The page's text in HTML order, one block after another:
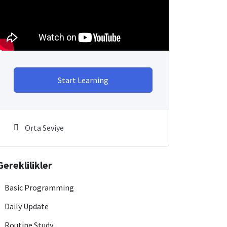
Start Learning
Orta Seviye
Basic Programming
Daily Update